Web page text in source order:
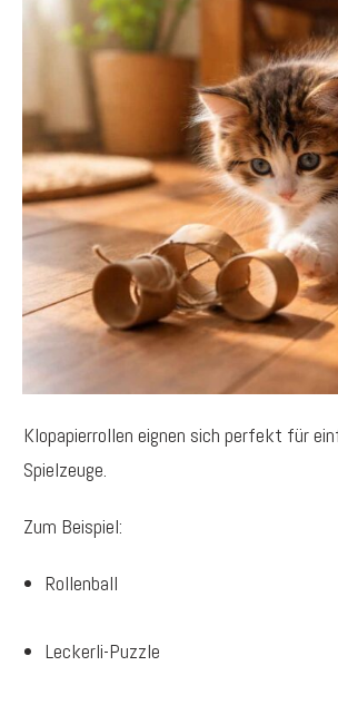
Klopapierrollen eignen sich perfekt für
Spielzeuge.
Zum Beispiel:
Rollenball
Leckerli-Puzzle